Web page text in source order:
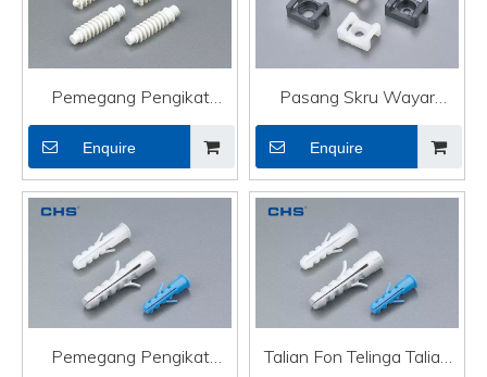
Pemegang Pengikat
Kabel Berkualiti Tinggi
Melekit Kabel HDMI
Enquire
Pasang Skru Wayar
Elektrik Pemegang
Pengikat Kabel Berkualiti
Tinggi
Enquire
Pemegang Pengikat
Talian Fon Telinga Talian